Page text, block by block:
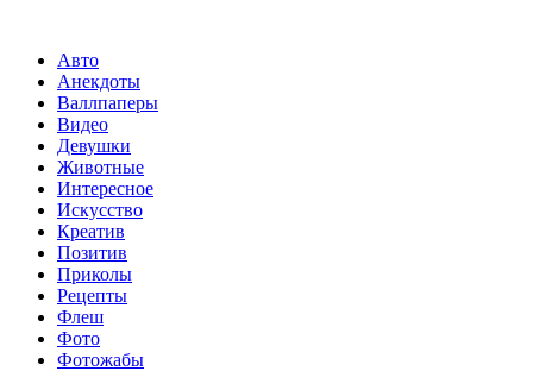
Авто
Анекдоты
Валлпаперы
Видео
Девушки
Животные
Интересное
Искусство
Креатив
Позитив
Приколы
Рецепты
Флеш
Фото
Фотожабы